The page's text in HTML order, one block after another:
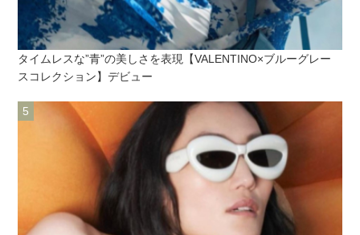
タイムレスな”青”の美しさを表現【VALENTINO×ブルーグレー
スコレクション】デビュー